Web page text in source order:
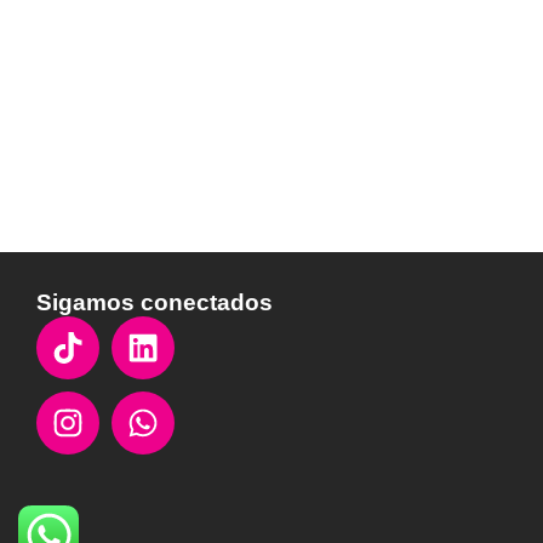
Sigamos conectados
Linkedin
InstagramWhatsapp